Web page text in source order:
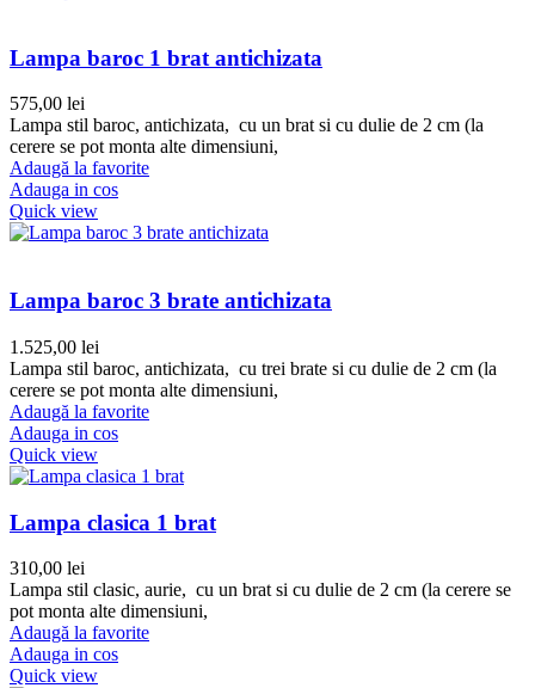
Lampa baroc 1 brat antichizata
575,00 lei
Lampa stil baroc, antichizata, cu un brat si cu dulie de 2 cm (la
cerere se pot monta alte dimensiuni,
Adaugă la favorite
Adauga in cos
Quick view
Lampa baroc 3 brate antichizata
1.525,00 lei
Lampa stil baroc, antichizata, cu trei brate si cu dulie de 2 cm (la
cerere se pot monta alte dimensiuni,
Adaugă la favorite
Adauga in cos
Quick view
Lampa clasica 1 brat
310,00 lei
Lampa stil clasic, aurie, cu un brat si cu dulie de 2 cm (la cerere se
pot monta alte dimensiuni,
Adaugă la favorite
Adauga in cos
Quick view